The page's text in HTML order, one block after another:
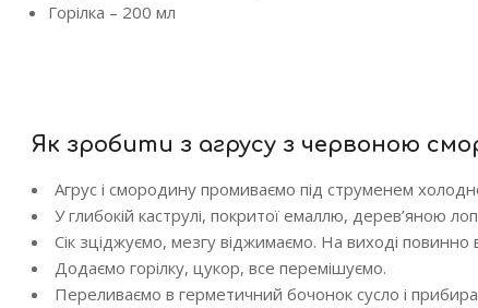
Горілка – 200 мл
Як зробити з агрусу з червоною
Агрус і смородину промиваємо під струменем
У глибокій каструлі, покритої емаллю, дерев’яною
Сік зціджуємо, мезгу віджимаємо. На виході повинно
Додаємо горілку, цукор, все перемішуємо.
Переливаємо в герметичний бочонок сусло і